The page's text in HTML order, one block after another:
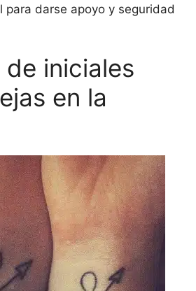
para darse apoyo y seguridad
de iniciales
en la